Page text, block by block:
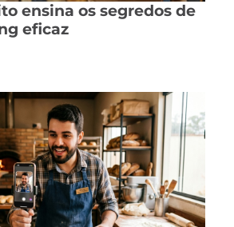
ensina os segredos de
eficaz